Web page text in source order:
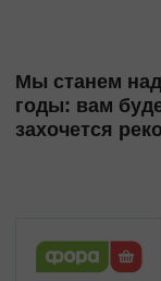
Мы станем
годы: вам
захочется